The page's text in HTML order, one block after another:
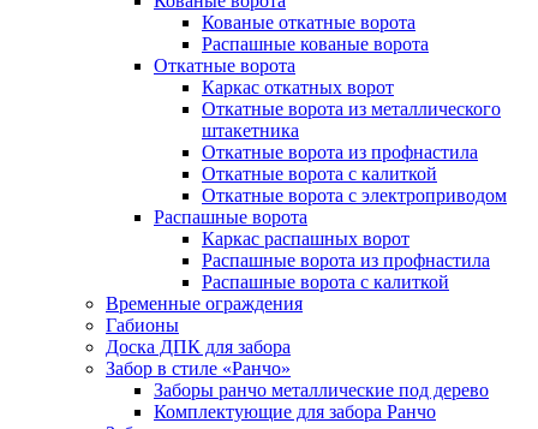
Кованые откатные ворота
Распашные кованые ворота
Откатные ворота
Каркас откатных ворот
Откатные ворота из металлического
штакетника
Откатные ворота из профнастила
Откатные ворота с калиткой
Откатные ворота с электроприводом
Распашные ворота
Каркас распашных ворот
Распашные ворота из профнастила
Распашные ворота с калиткой
Временные ограждения
Габионы
Доска ДПК для забора
Забор в стиле «Ранчо»
Заборы ранчо металлические под дерево
Комплектующие для забора Ранчо